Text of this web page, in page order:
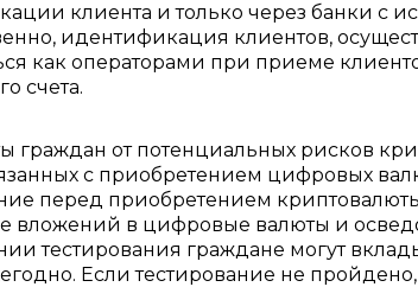
клиента и только через банки с
идентификация клиентов,
как операторами при приеме
счета.
граждан от потенциальных рисков
с приобретением цифровых
перед приобретением
вложений в цифровые валюты и
тестирования граждане могут
Если тестирование не